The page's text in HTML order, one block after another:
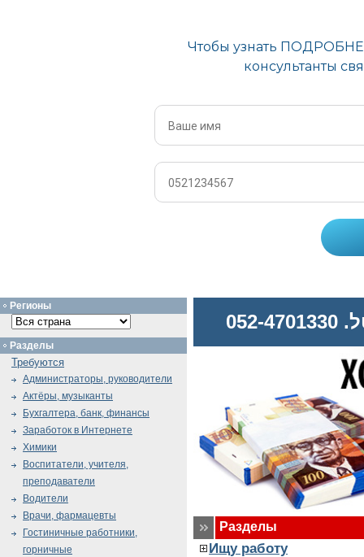
Разделы
Ищу работу
Регионы
Разделы
Требуются
Администраторы, руководители
Актёры, музыканты
Бухгалтера, банк, финансы
Заработок в Интернете
Химики
Воспитатели, учителя,
преподаватели
Водители
Врачи, фармацевты
Гостиничные работники,
горничные